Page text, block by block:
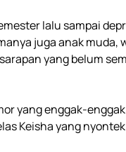
lalu sampai
juga anak muda,
yang belum
yang enggak-
Keisha yang